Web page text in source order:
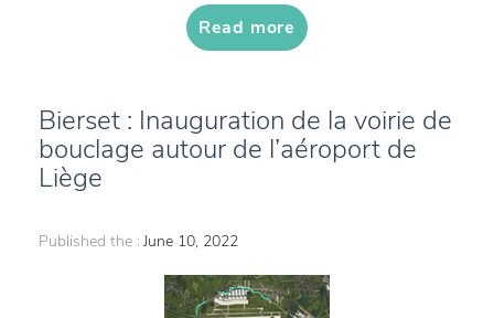
Read more
Bierset : Inauguration de la voirie de
bouclage autour de l’aéroport de
Liège
Published the : June 10, 2022